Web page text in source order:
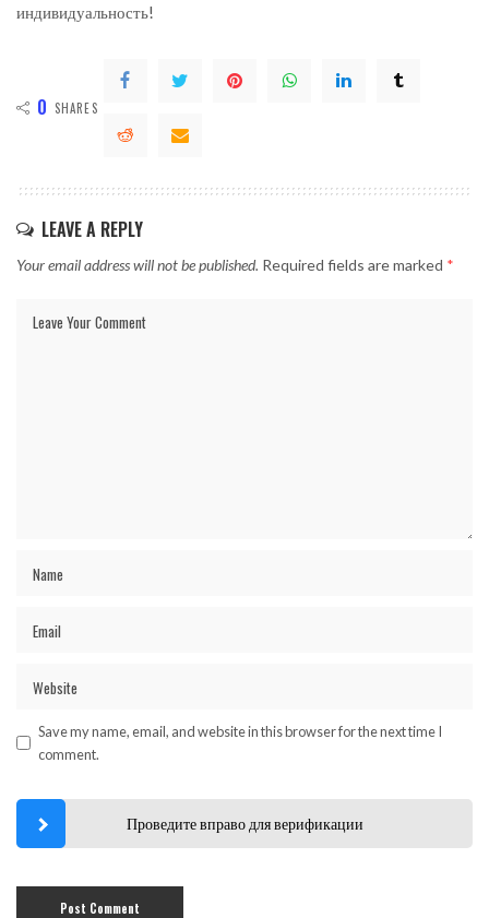
индивидуальность!
0 SHARES
LEAVE A REPLY
Your email address will not be published. Required fields are marked *
Save my name, email, and website in this browser for the next time I
comment.
Проведите вправо для верификации